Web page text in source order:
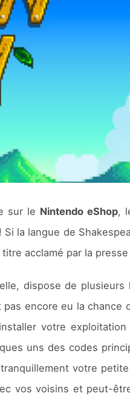
sur le Nintendo eShop,
la langue de
acclamé par la
dispose de plusieurs
pas encore eu la chance
votre
uns des codes
votre
vos voisins et peut-